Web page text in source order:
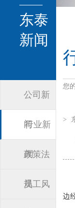
东泰
新闻
公司新
闻
行业新
闻
政策法
规
员工风
您
>
边